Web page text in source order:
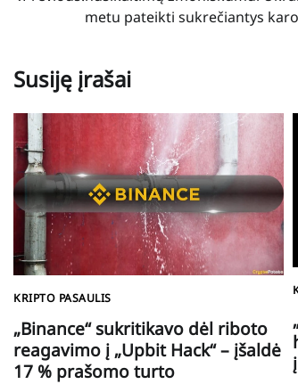
tarp
metu pateikti sukrečiantys
Susiję įrašai
KRIPTO PASAULIS
„Binance“ sukritikavo dėl riboto
reagavimo į „Upbit Hack“ – įšaldė
17 % prašomo turto